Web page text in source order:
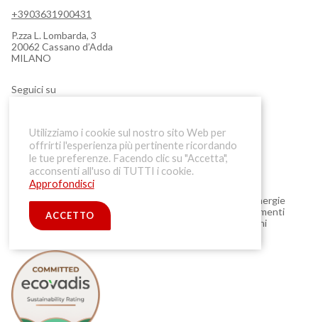
Utilizziamo i cookie sul nostro sito Web per
offrirti l'esperienza più pertinente ricordando
le tue preferenze. Facendo clic su "Accetta",
acconsenti all'uso di TUTTI i cookie.
Approfondisci
ACCETTO
+3903631900431
P.zza L. Lombarda, 3
20062 Cassano d’Adda
MILANO
Seguici su
IMPEGNO GREEN
PromotionPlus da sempre attenta all'ambiente utilizza energie
rinnovabili e si impegna a mettere in atto tutti gli accorgimenti
necessari a ridurre l'inquinamento, promuovendo soluzioni
sostenibili nei propri progetti.